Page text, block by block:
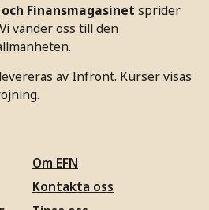
Finansmagasinet sprider
vänder oss till den
av Infront. Kurser visas
Om EFN
Kontakta oss